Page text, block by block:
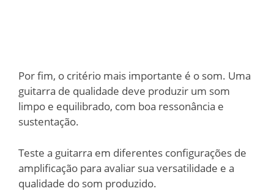
Por fim, o critério mais importante é o som. Uma
guitarra de qualidade deve produzir um som
limpo e equilibrado, com boa ressonância e
sustentação.
Teste a guitarra em diferentes configurações de
amplificação para avaliar sua versatilidade e a
qualidade do som produzido.